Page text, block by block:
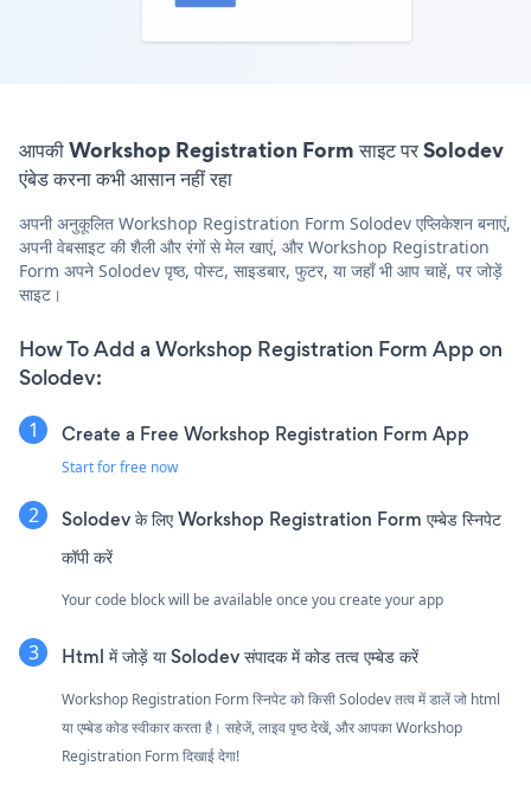
आपकी Workshop Registration Form साइट पर Solodev
एंबेड करना कभी आसान नहीं रहा
अपनी अनुकूलित Workshop Registration Form Solodev एप्लिकेशन बनाएं,
अपनी वेबसाइट की शैली और रंगों से मेल खाएं, और Workshop Registration
Form अपने Solodev पृष्ठ, पोस्ट, साइडबार, फुटर, या जहाँ भी आप चाहें, पर जोड़ें
साइट।
How To Add a Workshop Registration Form App on
Solodev:
Create a Free Workshop Registration Form App
Start for free now
Solodev के लिए Workshop Registration Form एम्बेड स्निपेट
कॉपी करें
Your code block will be available once you create your app
Html में जोड़ें या Solodev संपादक में कोड तत्व एम्बेड करें
Workshop Registration Form स्निपेट को किसी Solodev तत्व में डालें जो html
या एम्बेड कोड स्वीकार करता है। सहेजें, लाइव पृष्ठ देखें, और आपका Workshop
Registration Form दिखाई देगा!